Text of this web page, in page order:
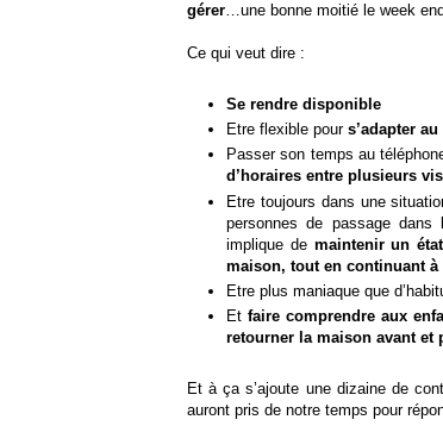
gérer…une bonne moitié le week
Ce qui veut dire :
Se rendre disponible
Etre flexible pour s’adapter
Passer son temps au
d’horaires entre plusieurs
Etre toujours dans une
personnes de passage
implique de maintenir un
maison, tout en continuant
Etre plus maniaque que
Etfaire comprendre aux
retourner la maison avant
Et à ça s’ajoute une dizaine de
auront pris de notre temps pour